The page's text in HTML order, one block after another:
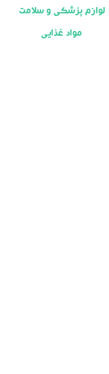
لوازم پزشکی و سلامت
مواد غذایی